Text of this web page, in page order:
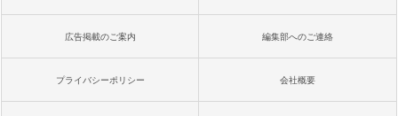
広告掲載のご案内 編集部へのご連絡
プライバシーポリシー 会社概要